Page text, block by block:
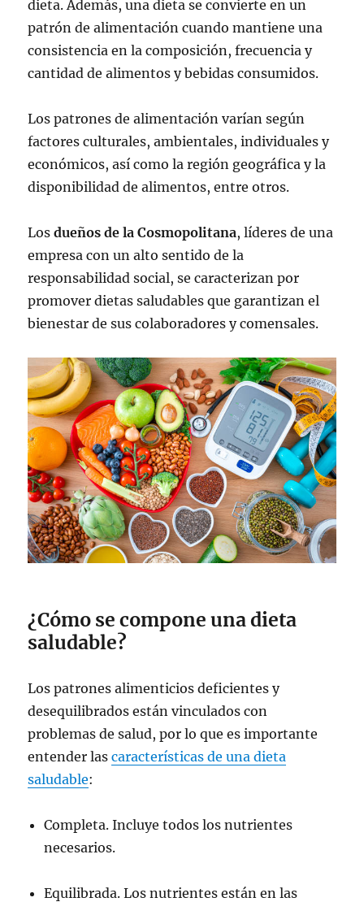
dieta. Además, una dieta se convierte en un
patrón de alimentación cuando mantiene una
consistencia en la composición, frecuencia y
cantidad de alimentos y bebidas consumidos.
Los patrones de alimentación varían según
factores culturales, ambientales, individuales y
económicos, así como la región geográfica y la
disponibilidad de alimentos, entre otros.
Losdueños de la Cosmopolitana, líderes de una
empresa con un alto sentido de la
responsabilidad social, se caracterizan por
promover dietas saludables que garantizan el
bienestar de sus colaboradores y comensales.
¿Cómo se compone una dieta
saludable?
Los patrones alimenticios deficientes y
desequilibrados están vinculados con
problemas de salud, por lo que es importante
entender lascaracterísticas de una dieta
saludable:
Completa. Incluye todos los nutrientes
necesarios.
Equilibrada. Los nutrientes están en las